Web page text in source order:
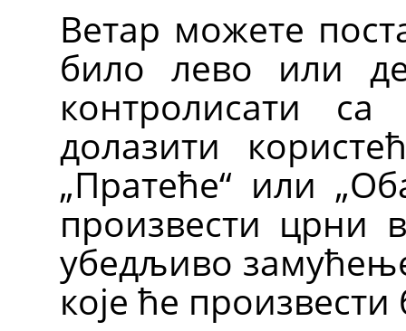
Ветар можете
било лево или
контролисати
долазити
„Пратеће“ или
произвести црни
убедљиво
које ће